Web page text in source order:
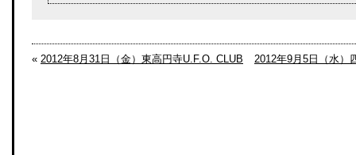
« 2012年8月31日（金）東高円寺U.F.O. CLUB 2012年9月5日（水）